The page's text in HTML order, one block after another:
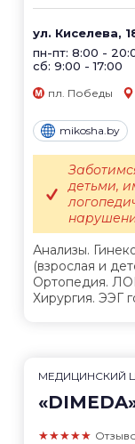
ул. Киселева,
пн-пт: 8:00 -
сб: 9:00 - 17:00
пл. Победы
mikosha.by
Анализы.
(взрослая и
Ортопедия.
Хирургия. ЭЭГ
детьми,
МЕДИЦИНСКИЙ
★★★★★